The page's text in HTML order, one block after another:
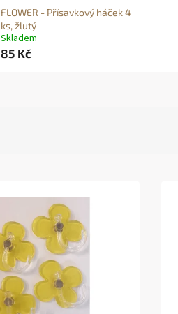
FLOWER - Přísavkový háček 4
ks, žlutý
Skladem
85 Kč